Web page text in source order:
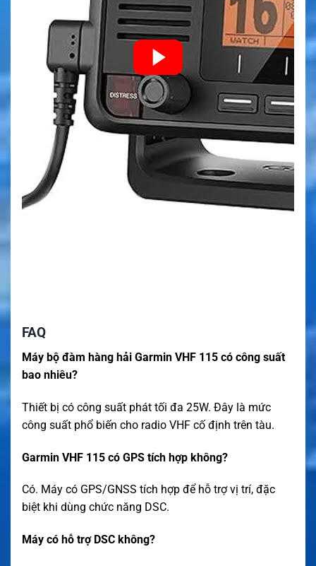
FAQ
Máy bộ đàm hàng hải Garmin VHF 115 có công suất
bao nhiêu?
Thiết bị có công suất phát tối đa 25W. Đây là mức
công suất phổ biến cho radio VHF cố định trên tàu.
Garmin VHF 115 có GPS tích hợp không?
Có. Máy có GPS/GNSS tích hợp để hỗ trợ vị trí, đặc
biệt khi dùng chức năng DSC.
Máy có hỗ trợ DSC không?